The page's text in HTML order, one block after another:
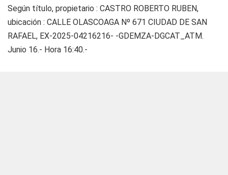
Según título, propietario : CASTRO ROBERTO RUBEN,
ubicación : CALLE OLASCOAGA Nº 671 CIUDAD DE SAN
RAFAEL, EX-2025-04216216- -GDEMZA-DGCAT_ATM.
Junio 16.- Hora 16:40.-